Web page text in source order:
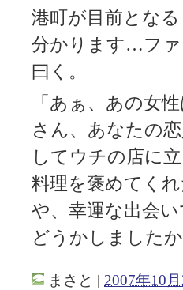
港町が目前とな
分かります…ファ
曰く。
「あぁ、あの女
さん、あなたの
してウチの店に
料理を褒めてく
や、幸運な出会
どうかしましたか
まさと | 2007年10